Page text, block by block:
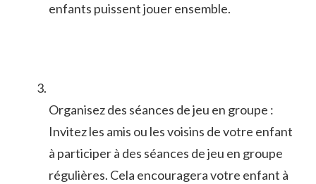
enfants ⁣puissent jouer ensemble.
Organisez ⁤des ⁢séances‍ de jeu en groupe ‌:
Invitez les amis ou les⁢ voisins de votre enfant
‍à participer à⁢ des séances de ​jeu en groupe
⁣régulières. Cela encouragera ⁢votre enfant à